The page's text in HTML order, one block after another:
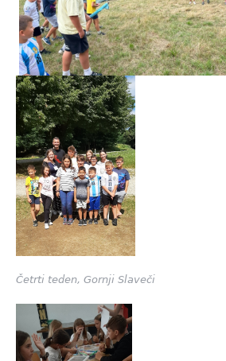
Četrti teden, Gornji Slaveči